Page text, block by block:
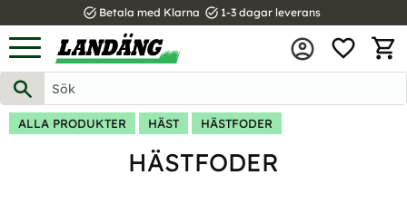
Meny
task_alt Betala med Klarna task_alt 1-3 dagar leverans
ALLA PRODUKTER HÄST HÄSTFODER
HÄSTFODER